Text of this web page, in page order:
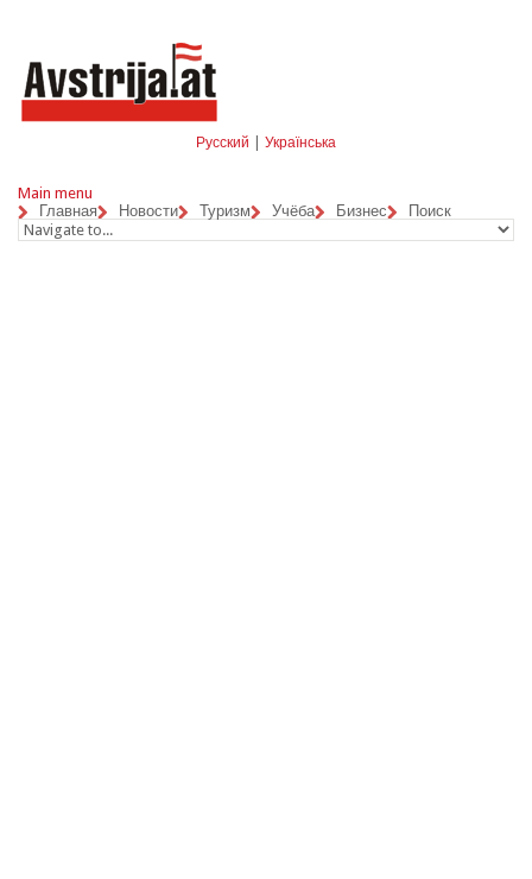
Русский Українська
Main menu
Главная
Новости Туризм Учёба Бизнес Поиск